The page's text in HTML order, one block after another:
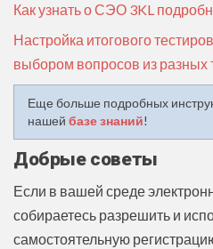
Как узнать о СЭО 3KL
Настройка итогового
выбором вопросов из разных
Еще больше подробных
нашей базе знаний!
Добрые советы
Если в вашей среде
собираетесь разрешить и
самостоятельную